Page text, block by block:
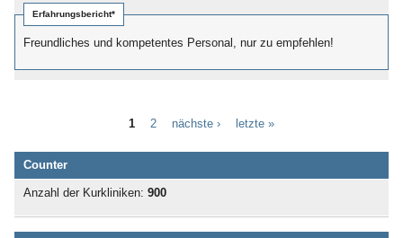
Erfahrungsbericht*
Freundliches und kompetentes Personal, nur zu empfehlen!
1 2 nächste › letzte »
Counter
Anzahl der Kurkliniken: 900